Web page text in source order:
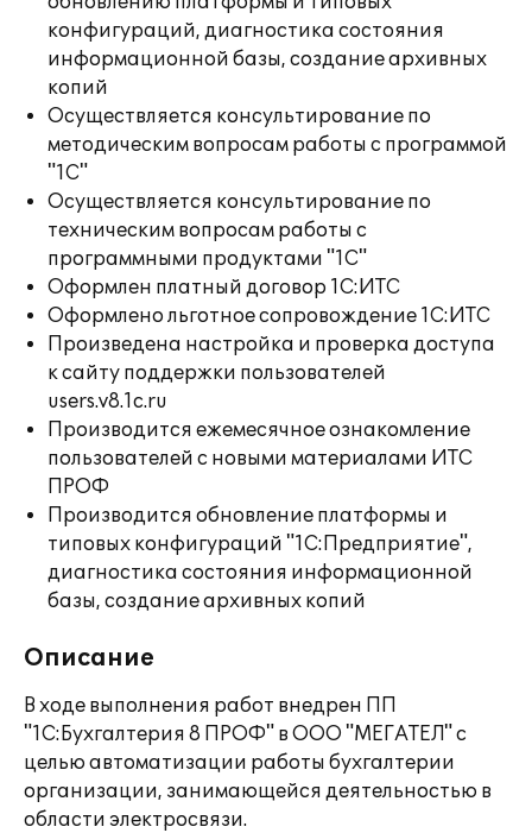
конфигураций, диагностика состояния
информационной базы, создание архивных
копий
Осуществляется консультирование по
методическим вопросам работы с программой
"1С"
Осуществляется консультирование по
техническим вопросам работы с
программными продуктами "1С"
Оформлен платный договор 1С:ИТС
Оформлено льготное сопровождение 1С:ИТС
Произведена настройка и проверка доступа
к сайту поддержки пользователей
users.v8.1c.ru
Производится ежемесячное ознакомление
пользователей с новыми материалами ИТС
ПРОФ
Производится обновление платформы и
типовых конфигураций "1С:Предприятие",
диагностика состояния информационной
базы, создание архивных копий
Описание
В ходе выполнения работ внедрен ПП
"1С:Бухгалтерия 8 ПРОФ" в ООО "МЕГАТЕЛ" с
целью автоматизации работы бухгалтерии
организации, занимающейся деятельностью в
области электросвязи.